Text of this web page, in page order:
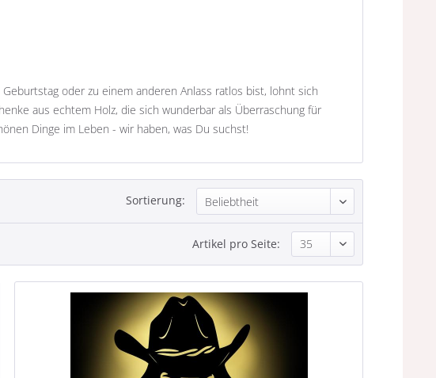
oder zu einem anderen Anlass ratlos bist, lohnt sich
aus echtem Holz, die sich wunderbar als Überraschung für
Dinge im Leben - wir haben, was Du suchst!
Sortierung:
Artikel pro Seite: